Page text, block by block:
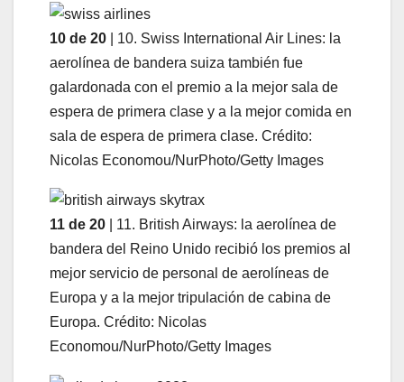
10 de 20 | 10. Swiss International Air Lines: la
aerolínea de bandera suiza también fue
galardonada con el premio a la mejor sala de
espera de primera clase y a la mejor comida en
sala de espera de primera clase. Crédito:
Nicolas Economou/NurPhoto/Getty Images
11 de 20 | 11. British Airways: la aerolínea de
bandera del Reino Unido recibió los premios al
mejor servicio de personal de aerolíneas de
Europa y a la mejor tripulación de cabina de
Europa. Crédito: Nicolas
Economou/NurPhoto/Getty Images